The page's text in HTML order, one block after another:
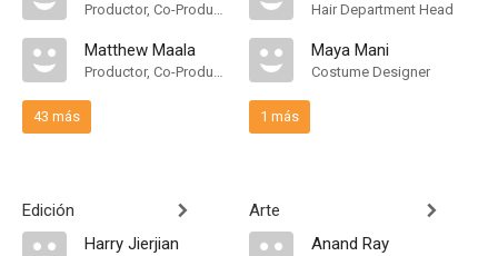
Productor, Co-Productor Ejecutivo, Productor Supervisor
Matthew Maala
Productor, Co-Productor, Productor Supervisor
43 más
Edición
Harry Jierjian
Hair Department Head
Maya Mani
Costume Designer
1 más
Arte
Anand Ray